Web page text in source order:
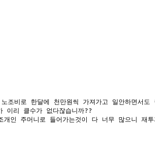
조비로 한달에 천만원씩 가져가고 일안하면
이리 클수가 없다잖습니까??
인 주머니로 들어가는것이 다 너무 많으니 재